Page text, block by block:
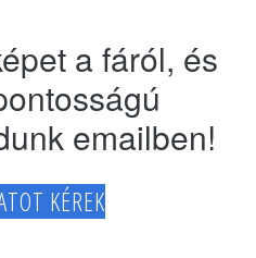
a fáról, és
emailben!
KÉREK